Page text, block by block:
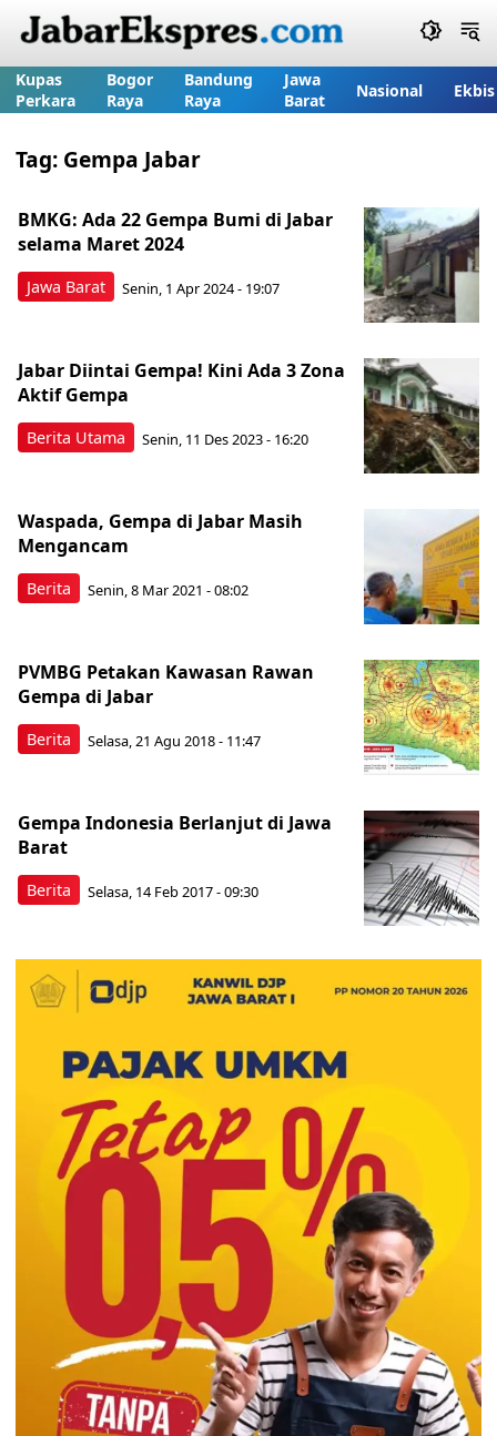
Kupas
Perkara
Bogor
Raya
Bandung
Raya
Jawa
Barat
Nasional Ekbis
Tag: Gempa Jabar
Jawa Barat
BMKG: Ada 22 Gempa Bumi di Jabar
selama Maret 2024
Senin, 1 Apr 2024 - 19:07
Berita Utama
Jabar Diintai Gempa! Kini Ada 3 Zona
Aktif Gempa
Senin, 11 Des 2023 - 16:20
Berita
Waspada, Gempa di Jabar Masih
Mengancam
Senin, 8 Mar 2021 - 08:02
Berita
PVMBG Petakan Kawasan Rawan
Gempa di Jabar
Selasa, 21 Agu 2018 - 11:47
Berita
Gempa Indonesia Berlanjut di Jawa
Barat
Selasa, 14 Feb 2017 - 09:30